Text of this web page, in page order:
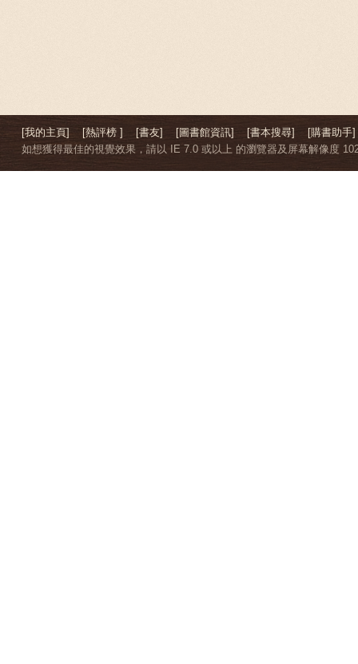
[我的主頁] [熱評榜 ] [書友] [圖書館資訊] [書本搜尋]
[購書助手]
如想獲得最佳的視覺效果，請以 IE 7.0 或以上 的瀏覽器及屏幕解像度